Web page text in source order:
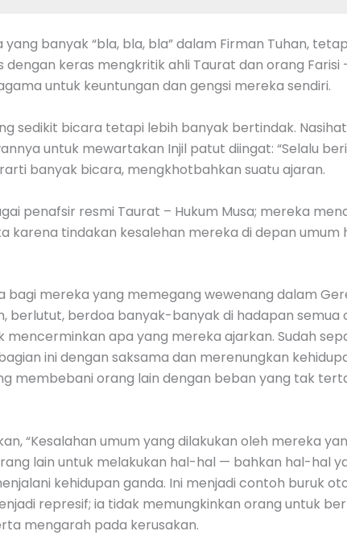
banyak “bla, bla, bla” dalam Firman Tuhan,
keras mengkritik ahli Taurat dan orang Farisi
untuk keuntungan dan gengsi mereka sendiri.
sedikit bicara tetapi lebih banyak bertindak.
untuk mewartakan Injil patut diingat: “Selalu
banyak bicara, mengkhotbahkan suatu ajaran.
penafsir resmi Taurat – Hukum Musa; mereka
karena tindakan kesalehan mereka di depan umum
mereka yang memegang wewenang dalam
berlutut, berdoa banyak-banyak di hadapan semua
apa yang mereka ajarkan. Sudah
ini dengan saksama dan merenungkan
membebani orang lain dengan beban yang tak
“Kesalahan umum yang dilakukan oleh mereka
lain untuk melakukan hal-hal — bahkan hal-hal
kehidupan ganda. Ini menjadi contoh buruk
represif; ia tidak memungkinkan orang untuk
mengarah pada kerusakan.